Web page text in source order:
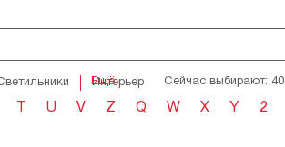
Ещё
Интерьер Сейчас выбирают: 40
U V Z Q W X Y 2